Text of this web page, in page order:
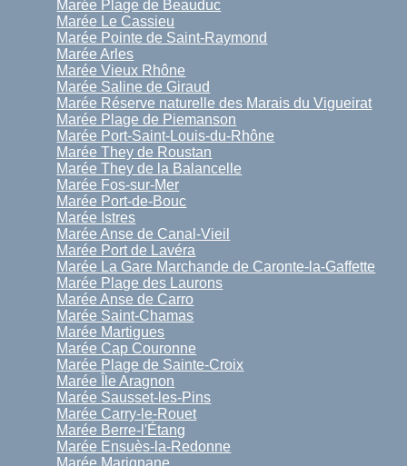
Marée Plage de Beauduc
Marée Le Cassieu
Marée Pointe de Saint-Raymond
Marée Arles
Marée Vieux Rhône
Marée Saline de Giraud
Marée Réserve naturelle des Marais du Vigueirat
Marée Plage de Piemanson
Marée Port-Saint-Louis-du-Rhône
Marée They de Roustan
Marée They de la Balancelle
Marée Fos-sur-Mer
Marée Port-de-Bouc
Marée Istres
Marée Anse de Canal-Vieil
Marée Port de Lavéra
Marée La Gare Marchande de Caronte-la-Gaffette
Marée Plage des Laurons
Marée Anse de Carro
Marée Saint-Chamas
Marée Martigues
Marée Cap Couronne
Marée Plage de Sainte-Croix
Marée Île Aragnon
Marée Sausset-les-Pins
Marée Carry-le-Rouet
Marée Berre-l'Étang
Marée Ensuès-la-Redonne
Marée Marignane